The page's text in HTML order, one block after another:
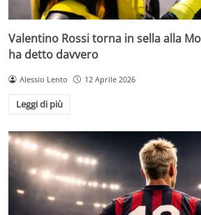
Valentino Rossi torna in sella alla
ha detto davvero
Alessio Lento 12 Aprile 2026
Leggi di più